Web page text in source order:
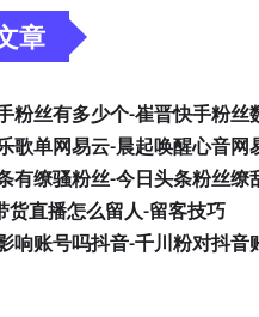
章
粉丝有多少个-崔晋快手粉丝
歌单网易云-晨起唤醒心音网
有缭骚粉丝-今日头条粉丝缭
直播怎么留人-留客技巧
响账号吗抖音-千川粉对抖音